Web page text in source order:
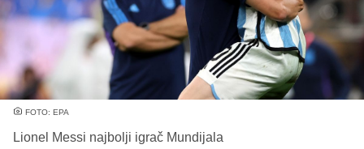
FOTO: EPA
Lionel Messi najbolji igrač Mundijala